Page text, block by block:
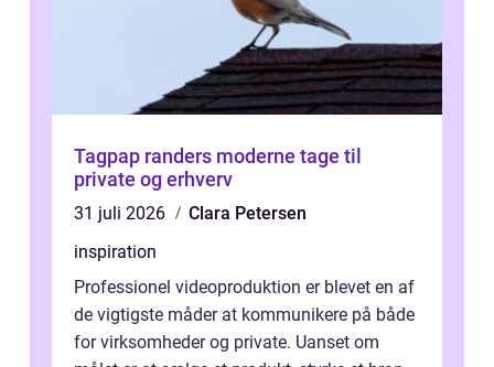
Tagpap randers moderne tage til
private og erhverv
31 juli 2026
Clara Petersen
inspiration
Professionel videoproduktion er blevet en af
de vigtigste måder at kommunikere på både
for virksomheder og private. Uanset om